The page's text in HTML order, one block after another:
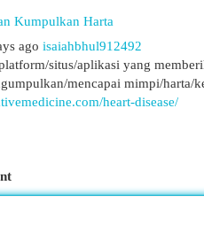
Kumpulkan Harta
ago isaiahbhul912492
situs/aplikasi yang
mencapai mimpi/harta/
heart-disease/